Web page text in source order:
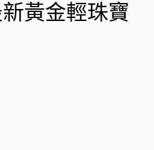
黃金輕珠寶